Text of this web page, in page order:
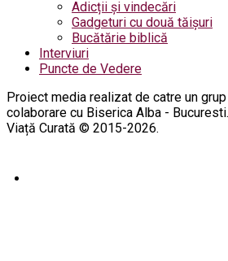
Adicții și vindecări
Gadgeturi cu două tăișuri
Bucătărie biblică
Interviuri
Puncte de Vedere
Proiect media realizat de catre un
colaborare cu Biserica Alba - Bucuresti.
Viață Curată © 2015-2026.